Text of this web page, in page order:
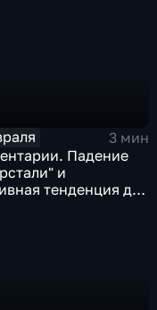
3 мин
Падение
и
тенденция для